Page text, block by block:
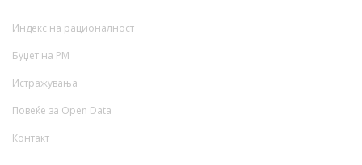
Индекс на рационалност
Буџет на РМ
Истражувања
Повеќе за Open Data
Контакт